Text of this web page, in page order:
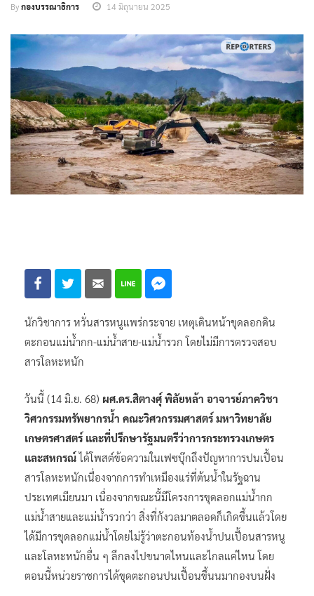
Byกองบรรณาธิการ 14 มิถุนายน 2025
นักวิชาการ หวั่นสารหนูแพร่กระจาย เหตุเดินหน้าขุดลอกดิน
ตะกอนแม่น้ำกก-แม่น้ำสาย-แม่น้ำรวก โดยไม่มีการตรวจสอบ
สารโลหะหนัก
วันนี้ (14 มิ.ย. 68) ผศ.ดร.สิตางศุ์ พิลัยหล้า อาจารย์ภาควิชา
วิศวกรรมทรัพยากรน้ำ คณะวิศวกรรมศาสตร์ มหาวิทยาลัย
เกษตรศาสตร์ และที่ปรึกษารัฐมนตรีว่าการกระทรวงเกษตร
และสหกรณ์ได้โพสต์ข้อความในเฟซบุ๊กถึงปัญหาการปนเปื้อน
สารโลหะหนักเนื่องจากการทำเหมืองแร่ที่ต้นน้ำในรัฐฉาน
ประเทศเมียนมา เนื่องจากขณะนี้มีโครงการขุดลอกแม่น้ำกก
แม่น้ำสายและแม่น้ำรวกว่า สิ่งที่กังวลมาตลอดก็เกิดขึ้นแล้วโดย
ได้มีการขุดลอกแม่น้ำโดยไม่รู้ว่าตะกอนท้องน้ำปนเปื้อนสารหนู
และโลหะหนักอื่น ๆ ลึกลงไปขนาดไหนและไกลแค่ไหน โดย
ตอนนี้หน่วยราชการได้ขุดตะกอนปนเปื้อนขึ้นนมากองบนฝั่ง